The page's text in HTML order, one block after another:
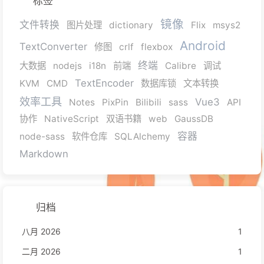
文件转换 图片处理 dictionary 镜像 Flix msys2
TextConverter 修图 crlf flexbox Android
大数据 nodejs i18n 前端 终端 Calibre
调试
KVM
CMD TextEncoder 数据库锁 文本转换
效率工具 Notes PixPin Bilibili sass Vue3
API
协作
NativeScript 双语书籍 web
GaussDB
node-sass
软件仓库 SQLAlchemy
容器
Markdown
归档
八月 2026
1
二月 2026
1